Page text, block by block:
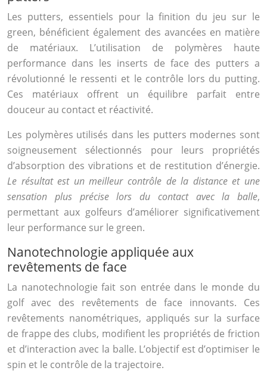
Les putters, essentiels pour la finition du jeu sur le
green, bénéficient également des avancées en matière
de matériaux. L’utilisation de polymères haute
performance dans les inserts de face des putters a
révolutionné le ressenti et le contrôle lors du putting.
Ces matériaux offrent un équilibre parfait entre
douceur au contact et réactivité.
Les polymères utilisés dans les putters modernes sont
soigneusement sélectionnés pour leurs propriétés
d’absorption des vibrations et de restitution d’énergie.
Le résultat est un meilleur contrôle de la distance et une
sensation plus précise lors du contact avec la balle,
permettant aux golfeurs d’améliorer significativement
leur performance sur le green.
Nanotechnologie appliquée aux
revêtements de face
La nanotechnologie fait son entrée dans le monde du
golf avec des revêtements de face innovants. Ces
revêtements nanométriques, appliqués sur la surface
de frappe des clubs, modifient les propriétés de friction
et d’interaction avec la balle. L’objectif est d’optimiser le
spin et le contrôle de la trajectoire.